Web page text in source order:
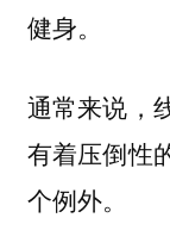
健身。
通常来说，
有着压倒性
个例外。